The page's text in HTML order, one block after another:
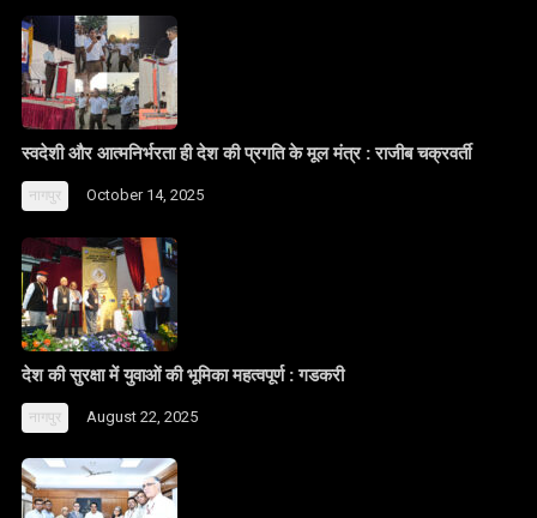
स्वदेशी और आत्मनिर्भरता ही देश की प्रगति के मूल मंत्र : राजीब चक्रवर्ती
नागपुर October 14, 2025
देश की सुरक्षा में युवाओं की भूमिका महत्वपूर्ण : गडकरी
नागपुर August 22, 2025